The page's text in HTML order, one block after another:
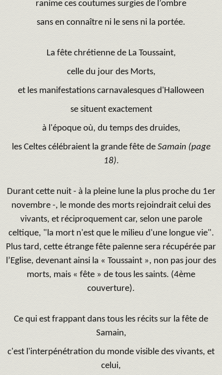
ranime ces coutumes surgies de l’ombre
sans en connaître ni le sens ni la portée.
La fête chrétienne de La Toussaint,
celle du jour des Morts,
et les manifestations carnavalesques d'Halloween
se situent exactement
à l'époque où, du temps des druides,
les Celtes célébraient la grande fête de Samain (page
18).
Durant cette nuit - à la pleine lune la plus proche du 1er
novembre -, le monde des morts rejoindrait celui des
vivants, et réciproquement car, selon une parole
celtique, "la mort n'est que le milieu d'une longue vie".
Plus tard, cette étrange fête païenne sera récupérée par
l’Eglise, devenant ainsi la « Toussaint », non pas jour des
morts, mais « fête » de tous les saints. (4ème
couverture).
Ce qui est frappant dans tous les récits sur la fête de
Samain,
c'est l'interpénétration du monde visible des vivants, et
celui,